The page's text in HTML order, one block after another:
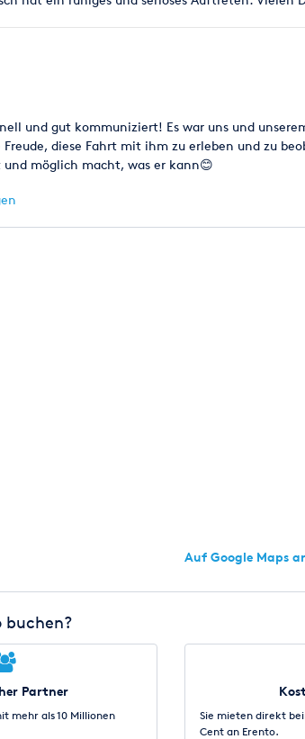
und gut kommuniziert! Es war uns und
diese Fahrt mit ihm zu erleben und zu
möglich macht, was er kann😊
Auf Google Maps
buchen?
Partner
mehr als 10 Millionen
Sie mieten direkt
Cent an Erento.